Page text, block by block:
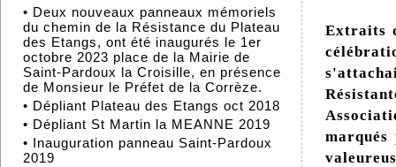
• Deux nouveaux panneaux mémoriels
du chemin de la Résistance du Plateau
des Etangs, ont été inaugurés le 1er
octobre 2023 place de la Mairie de
Saint-Pardoux la Croisille, en présence
de Monsieur le Préfet de la Corrèze.
• Dépliant Plateau des Etangs oct 2018
• Dépliant St Martin la MEANNE 2019
• Inauguration panneau Saint-Pardoux
2019
Extraits